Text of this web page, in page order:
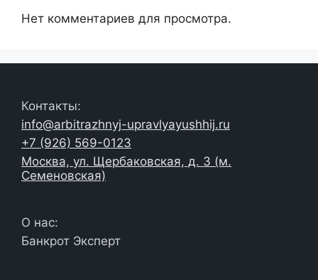
Нет комментариев для просмотра.
Контакты:
info@arbitrazhnyj-upravlyayushhij.ru
+7 (926) 569-0123
Москва, ул. Щербаковская, д. 3 (м.
Семеновская)
О нас:
Банкрот Эксперт